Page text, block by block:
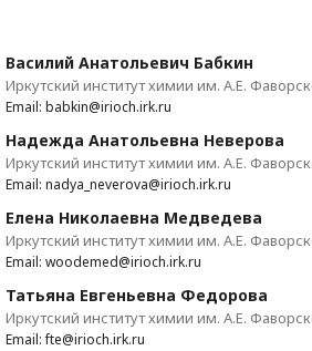
Василий Анатольевич Бабкин
Иркутский институт химии им. А.Е.
Email: babkin@irioch.irk.ru
Надежда Анатольевна Неверова
Иркутский институт химии им. А.Е.
Email: nadya_neverova@irioch.irk.ru
Елена Николаевна Медведева
Иркутский институт химии им. А.Е.
Email: woodemed@irioch.irk.ru
Татьяна Евгеньевна Федорова
Иркутский институт химии им. А.Е.
Email: fte@irioch.irk.ru